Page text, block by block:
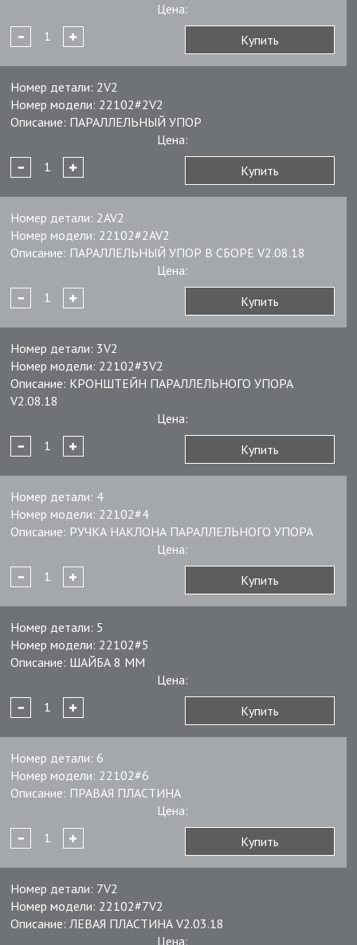
Цена:
Купить
Номер детали: 2V2
Номер модели: 22102#2V2
Описание: ПАРАЛЛЕЛЬНЫЙ УПОР
Цена:
Купить
Номер детали: 2AV2
Номер модели: 22102#2AV2
Описание: ПАРАЛЛЕЛЬНЫЙ УПОР В СБОРЕ V2.08.18
Цена:
Купить
Номер детали: 3V2
Номер модели: 22102#3V2
Описание: КРОНШТЕЙН ПАРАЛЛЕЛЬНОГО УПОРА
V2.08.18
Цена:
Купить
Номер детали: 4
Номер модели: 22102#4
Описание: РУЧКА НАКЛОНА ПАРАЛЛЕЛЬНОГО УПОРА
Цена:
Купить
Номер детали: 5
Номер модели: 22102#5
Описание: ШАЙБА 8 ММ
Цена:
Купить
Номер детали: 6
Номер модели: 22102#6
Описание: ПРАВАЯ ПЛАСТИНА
Цена:
Купить
Номер детали: 7V2
Номер модели: 22102#7V2
Описание: ЛЕВАЯ ПЛАСТИНА V2.03.18
Цена: